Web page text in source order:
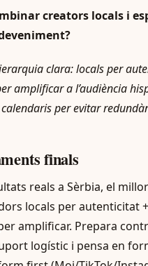
creators locals i
clara: locals per
amplificar a l’audiència
per evitar
finals
reals a Sèrbia, el
locals per autenticitat
amplificar. Prepara
logístic i pensa en